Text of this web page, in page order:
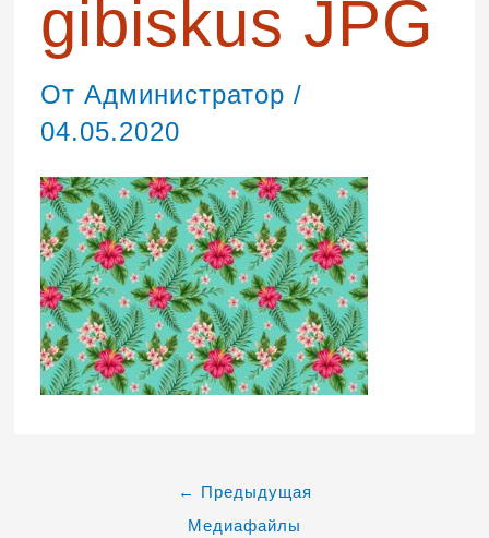
gibiskus JPG
От Администратор /
04.05.2020
←
Предыдущая
Медиафайлы